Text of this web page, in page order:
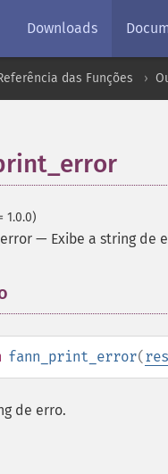
Downloads
das Funções
1.0.0)
— Exibe a string de
fann_print_error(
de erro.